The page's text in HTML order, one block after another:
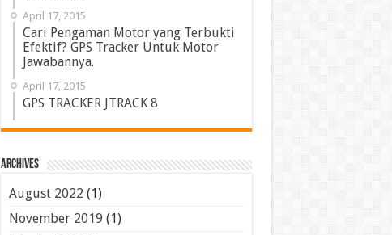
April 17, 2015
Cari Pengaman Motor yang Terbukti
Efektif? GPS Tracker Untuk Motor
Jawabannya.
April 17, 2015
GPS TRACKER JTRACK 8
Archives
August 2022(1)
November 2019 (1)